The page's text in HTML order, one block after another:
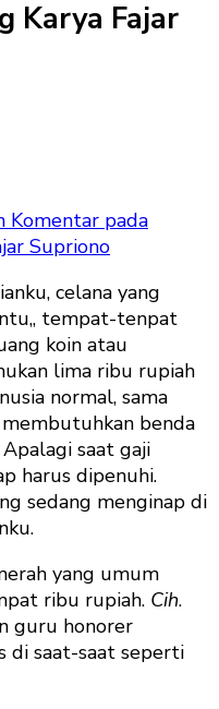
Karya Fajar
Komentar pada
Supriono
celana yang
tempat-tenpat
koin atau
lima ribu rupiah
normal, sama
benda
saat gaji
harus dipenuhi.
sedang menginap di
yang umum
ribu rupiah. Cih.
guru honorer
di saat-saat seperti